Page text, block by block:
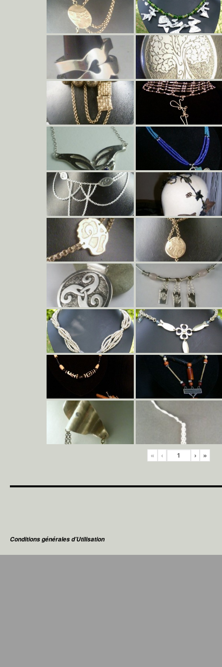
« ‹ › »
Conditions générales d’Utilisation